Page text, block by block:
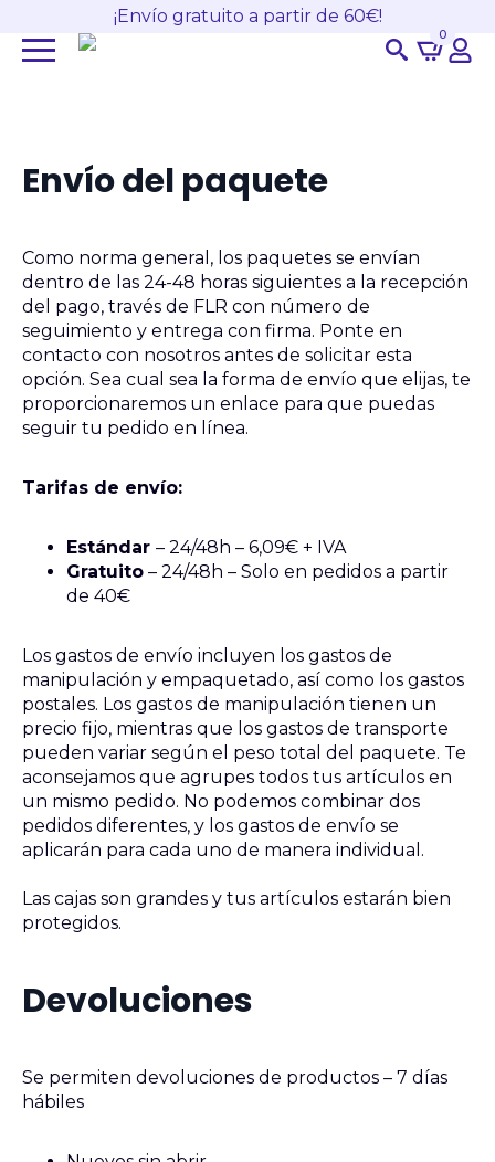
¡Envío gratuito a partir de 60€!
0
Envío del paquete
Como norma general, los paquetes se envían
dentro de las 24-48 horas siguientes a la recepción
del pago, través de FLR con número de
seguimiento y entrega con firma. Ponte en
contacto con nosotros antes de solicitar esta
opción. Sea cual sea la forma de envío que elijas, te
proporcionaremos un enlace para que puedas
seguir tu pedido en línea.
Tarifas de envío:
Estándar – 24/48h – 6,09€ + IVA
Gratuito – 24/48h – Solo en pedidos a partir
de 40€
Los gastos de envío incluyen los gastos de
manipulación y empaquetado, así como los gastos
postales. Los gastos de manipulación tienen un
precio fijo, mientras que los gastos de transporte
pueden variar según el peso total del paquete. Te
aconsejamos que agrupes todos tus artículos en
un mismo pedido. No podemos combinar dos
pedidos diferentes, y los gastos de envío se
aplicarán para cada uno de manera individual.
Las cajas son grandes y tus artículos estarán bien
protegidos.
Devoluciones
Se permiten devoluciones de productos – 7 días
hábiles